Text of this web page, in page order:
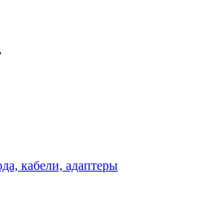
кабели, адаптеры